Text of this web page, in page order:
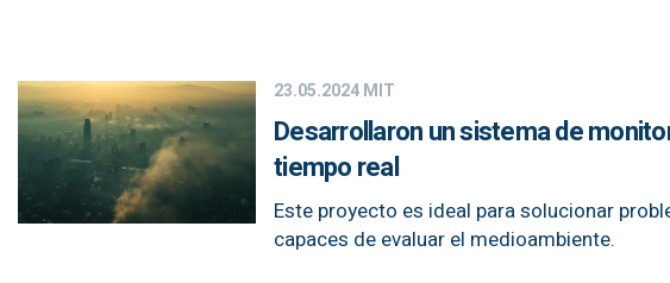
23.05.2024MIT
Desarrollaron un sistema de
tiempo real
Este proyecto es ideal para solucionar
capaces de evaluar el medioambiente.